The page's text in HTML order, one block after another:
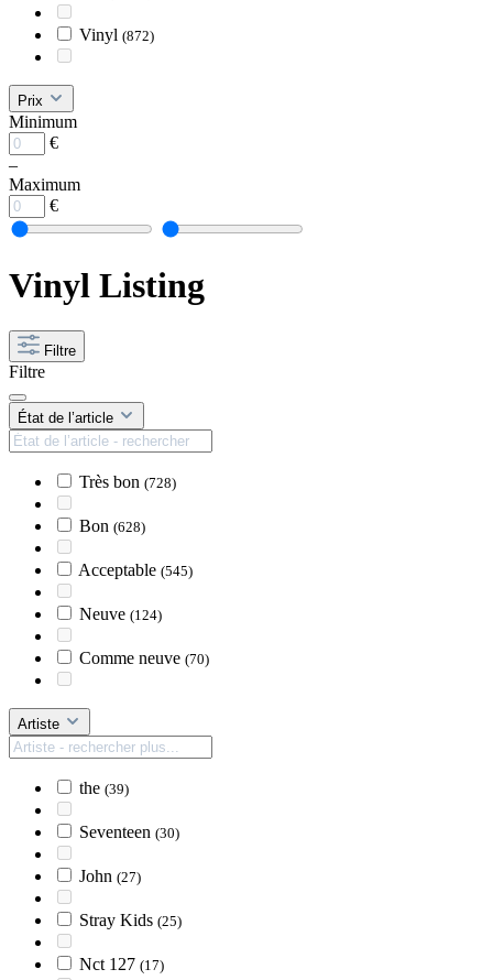
Vinyl (872)
Prix
Minimum
€
–
Maximum
€
Vinyl Listing
Filtre
Filtre
État de l’article
Très bon (728)
Bon (628)
Acceptable (545)
Neuve (124)
Comme neuve (70)
Artiste
the (39)
Seventeen (30)
John (27)
Stray Kids (25)
Nct 127 (17)